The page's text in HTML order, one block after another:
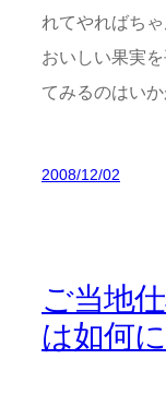
れてやればち
おいしい果実
てみるのはいか
2008/12/02
ご当地
は如何